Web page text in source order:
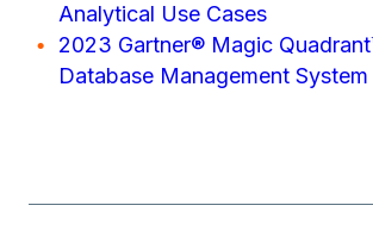
Analytical Use Cases
2023 Gartner® Magic
Database Management System